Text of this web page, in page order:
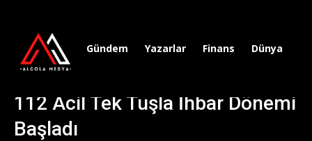
Gündem Yazarlar Finans Dünya
112 Acil Tek Tuşla İhbar Dönemi
Başladı